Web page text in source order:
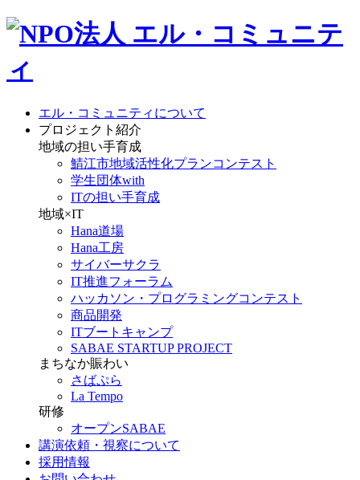
エル・コミュニティについて
プロジェクト紹介
地域の担い手育成
鯖江市地域活性化プランコンテスト
学生団体with
ITの担い手育成
地域×IT
Hana道場
Hana工房
サイバーサクラ
IT推進フォーラム
ハッカソン・プログラミングコンテスト
商品開発
ITブートキャンプ
SABAE STARTUP PROJECT
まちなか賑わい
さばぷら
La Tempo
研修
オープンSABAE
講演依頼・視察について
採用情報